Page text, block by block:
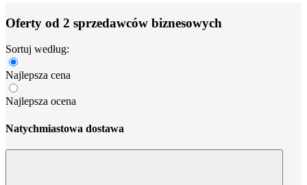
Oferty od 2 sprzedawców biznesowych
Sortuj według:
Najlepsza cena
Najlepsza ocena
Natychmiastowa dostawa